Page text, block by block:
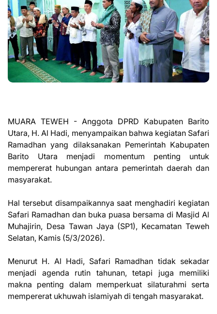
MUARA TEWEH - Anggota DPRD Kabupaten Barito
Utara, H. Al Hadi, menyampaikan bahwa kegiatan Safari
Ramadhan yang dilaksanakan Pemerintah Kabupaten
Barito Utara menjadi momentum penting untuk
mempererat hubungan antara pemerintah daerah dan
masyarakat.
Hal tersebut disampaikannya saat menghadiri kegiatan
Safari Ramadhan dan buka puasa bersama di Masjid Al
Muhajirin, Desa Tawan Jaya (SP1), Kecamatan Teweh
Selatan, Kamis (5/3/2026).
Menurut H. Al Hadi, Safari Ramadhan tidak sekadar
menjadi agenda rutin tahunan, tetapi juga memiliki
makna penting dalam memperkuat silaturahmi serta
mempererat ukhuwah islamiyah di tengah masyarakat.